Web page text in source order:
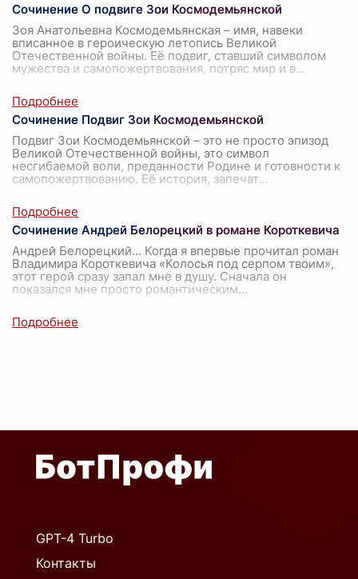
Сочинение О подвиге Зои Космодемьянской
Зоя Анатольевна Космодемьянская – имя, навеки
вписанное в героическую летопись Великой
Отечественной войны. Её подвиг, ставший символом
мужества и самопожертвования, потряс мир и в...
Сочинение Подвиг Зои Космодемьянской
Подвиг Зои Космодемьянской – это не просто эпизод
Великой Отечественной войны, это символ
несгибаемой воли, преданности Родине и готовности к
самопожертвованию. Её история, запечат...
Сочинение Андрей Белорецкий в романе Короткевича
Андрей Белорецкий… Когда я впервые прочитал роман
Владимира Короткевича «Колосья под серпом твоим»,
этот герой сразу запал мне в душу. Сначала он
показался мне просто романтическим...
GPT-4 Turbo
Контакты